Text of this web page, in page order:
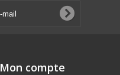
Mon compte